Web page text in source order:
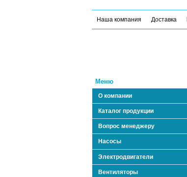
Наша компания Доставка
Меню
О компании
Каталог продукции
Вопрос менеджеру
Насосы
Электродвигатели
Вентиляторы